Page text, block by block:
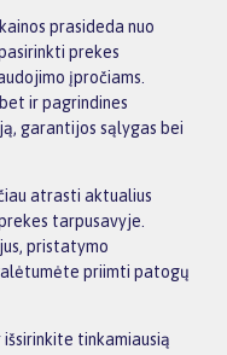
prasideda nuo
prekes
įpročiams.
ir pagrindines
garantijos sąlygas bei
atrasti aktualius
tarpusavyje.
pristatymo
priimti patogų
išsirinkite tinkamiausią